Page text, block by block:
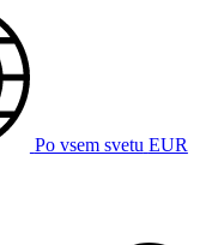
Po vsem svetu EUR